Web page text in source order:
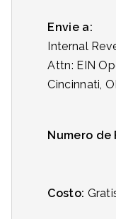
Envie a:
Internal
Attn: EIN
Cincinnati,
Numero de
Costo: